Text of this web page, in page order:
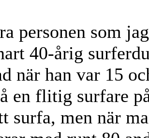
personen som
40-årig
när han var 15
en flitig surfare
surfa, men när